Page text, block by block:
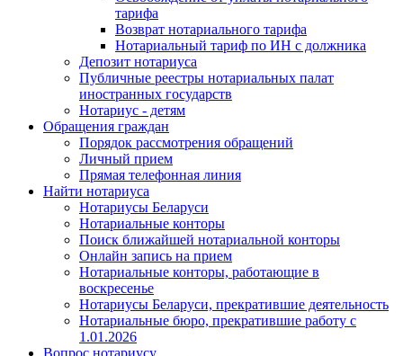
тарифа
Возврат нотариального тарифа
Нотариальный тариф по ИН с должника
Депозит нотариуса
Публичные реестры нотариальных палат
иностранных государств
Нотариус - детям
Обращения граждан
Порядок рассмотрения обращений
Личный прием
Прямая телефонная линия
Найти нотариуса
Нотариусы Беларуси
Нотариальные конторы
Поиск ближайшей нотариальной конторы
Онлайн запись на прием
Нотариальные конторы, работающие в
воскресенье
Нотариусы Беларуси, прекратившие деятельность
Нотариальные бюро, прекратившие работу с
1.01.2026
Вопрос нотариусу